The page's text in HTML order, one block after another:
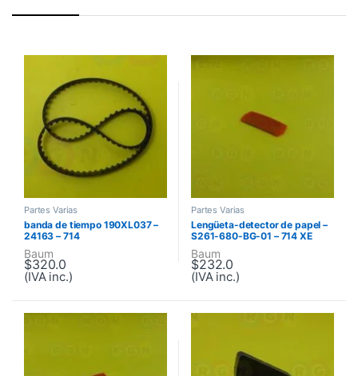
Partes Varias
banda de tiempo 190XL037 –
24163 – 714
Baum
$320.0
(IVA inc.)
Partes Varias
Lengüeta-detector de papel –
S261-680-BG-01 – 714 XE
Baum
$232.0
(IVA inc.)